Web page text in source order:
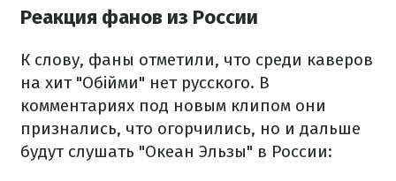
Реакция фанов из России
К слову, фаны отметили, что среди каверов
на хит "Обійми" нет русского. В
комментариях под новым клипом они
признались, что огорчились, но и дальше
будут слушать "Океан Эльзы" в России: